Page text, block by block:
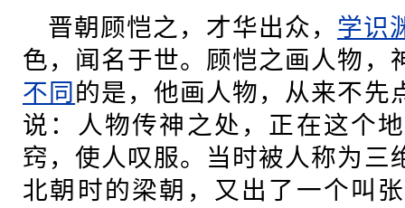
晋朝顾恺之，才华出众， 学识
色，闻名于世。顾恺之画人物，
不同 的是，他画人物，从来不先
说：人物传神之处，正在这个
窍，使人叹服。当时被人称为三
北朝时的梁朝，又出了一个叫